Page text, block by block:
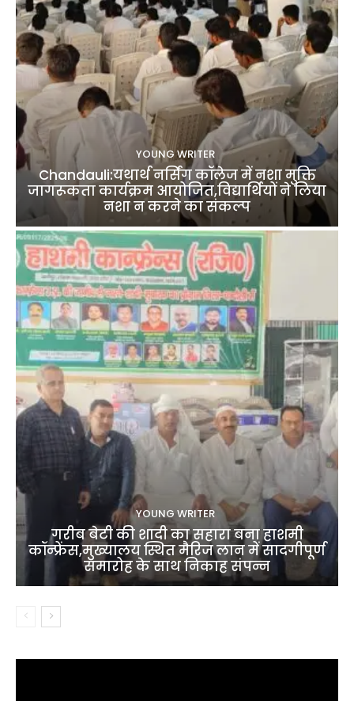
YOUNG WRITER
Chandauli:यथार्थ नर्सिंग कॉलेज में नशा मुक्ति
जागरूकता कार्यक्रम आयोजित,विद्यार्थियों ने लिया
नशा न करने का संकल्प
YOUNG WRITER
गरीब बेटी की शादी का सहारा बना हाशमी
कॉन्फ्रेंस,मुख्यालय स्थित मैरिज लान में सादगीपूर्ण
समारोह के साथ निकाह संपन्न